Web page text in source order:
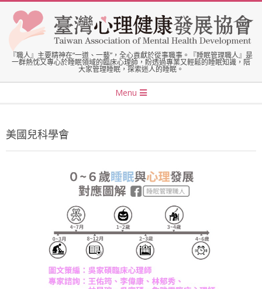
content
臺
灣
心
理
『職人』主要精神在“一道、一藝”，全心貢獻於從事職事。『睡眠管理職人』是
一群熱忱又專心於睡眠領域的臨床心理師，盼透過專業又輕鬆的睡眠知識，陪
大家管理睡眠，探索迷人的睡眠。
Menu
美國兒科學會